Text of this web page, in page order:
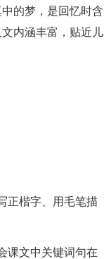
的梦，是回忆时含
内涵丰富，贴近儿
正楷字、用毛笔描
课文中关键词句在